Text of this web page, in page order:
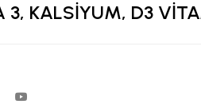
3, KALSİYUM, D3